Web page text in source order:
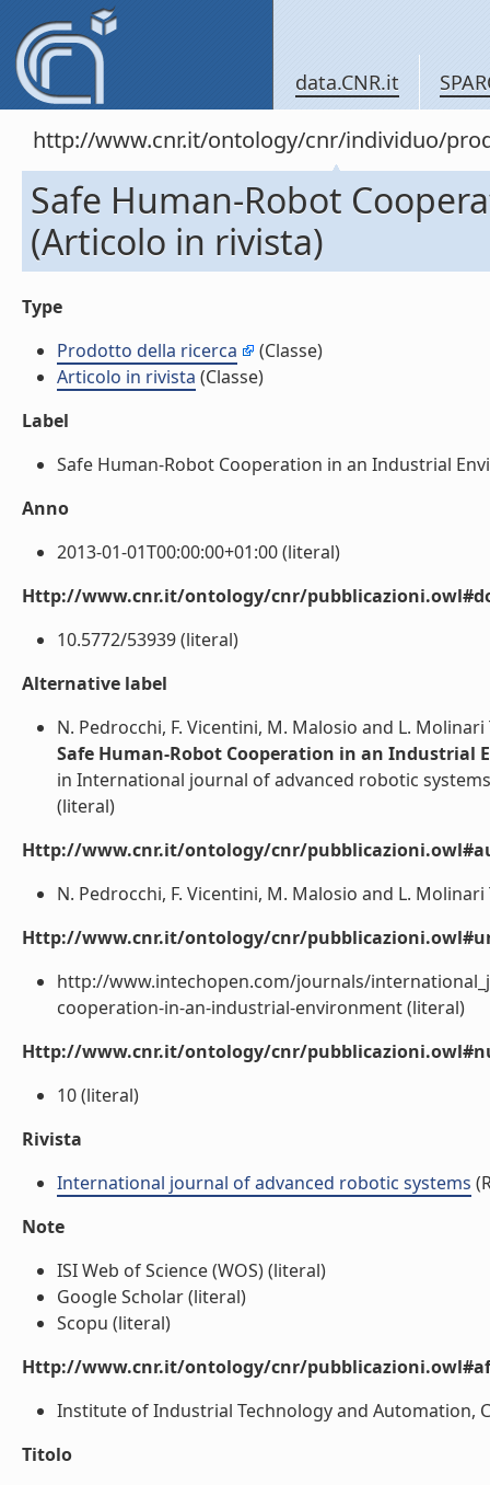
data.CNR.it
http://www.cnr.it/ontology/cnr/individuo/
Safe Human-Robot
(Articolo in rivista)
Type
Prodotto della ricerca
(Classe)
Articolo in rivista (Classe)
Label
Safe Human-Robot Cooperation in an Industrial
Anno
2013-01-01T00:00:00+01:00 (literal)
Http://www.cnr.it/ontology/cnr/
10.5772/53939 (literal)
Alternative label
N. Pedrocchi, F. Vicentini, M. Malosio and L. Molinari
Safe Human-Robot Cooperation in an Industrial
in International journal of advanced robotic
(literal)
Http://www.cnr.it/ontology/cnr/
N. Pedrocchi, F. Vicentini, M. Malosio and L.
Http://www.cnr.it/ontology/cnr/
http://www.intechopen.com/journals/
cooperation-in-an-industrial-environment (literal)
Http://www.cnr.it/ontology/cnr/
10 (literal)
Rivista
International journal of advanced robotic systems
Note
ISI Web of Science (WOS) (literal)
Google Scholar (literal)
Scopu (literal)
Http://www.cnr.it/ontology/cnr/
Institute of Industrial Technology and Automation,
Titolo